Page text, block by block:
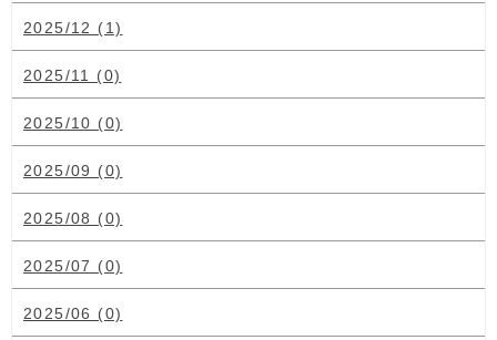
2025/12 (1)
2025/11 (0)
2025/10 (0)
2025/09 (0)
2025/08 (0)
2025/07 (0)
2025/06 (0)